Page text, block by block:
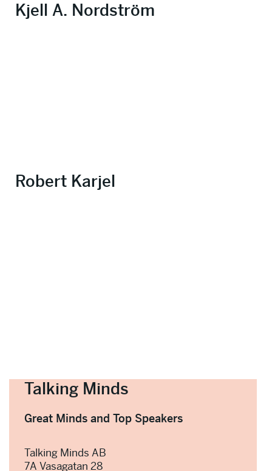
Kjell A. Nordström
Robert Karjel
Talking Minds
Great Minds and Top Speakers
Talking Minds AB
7A Vasagatan 28